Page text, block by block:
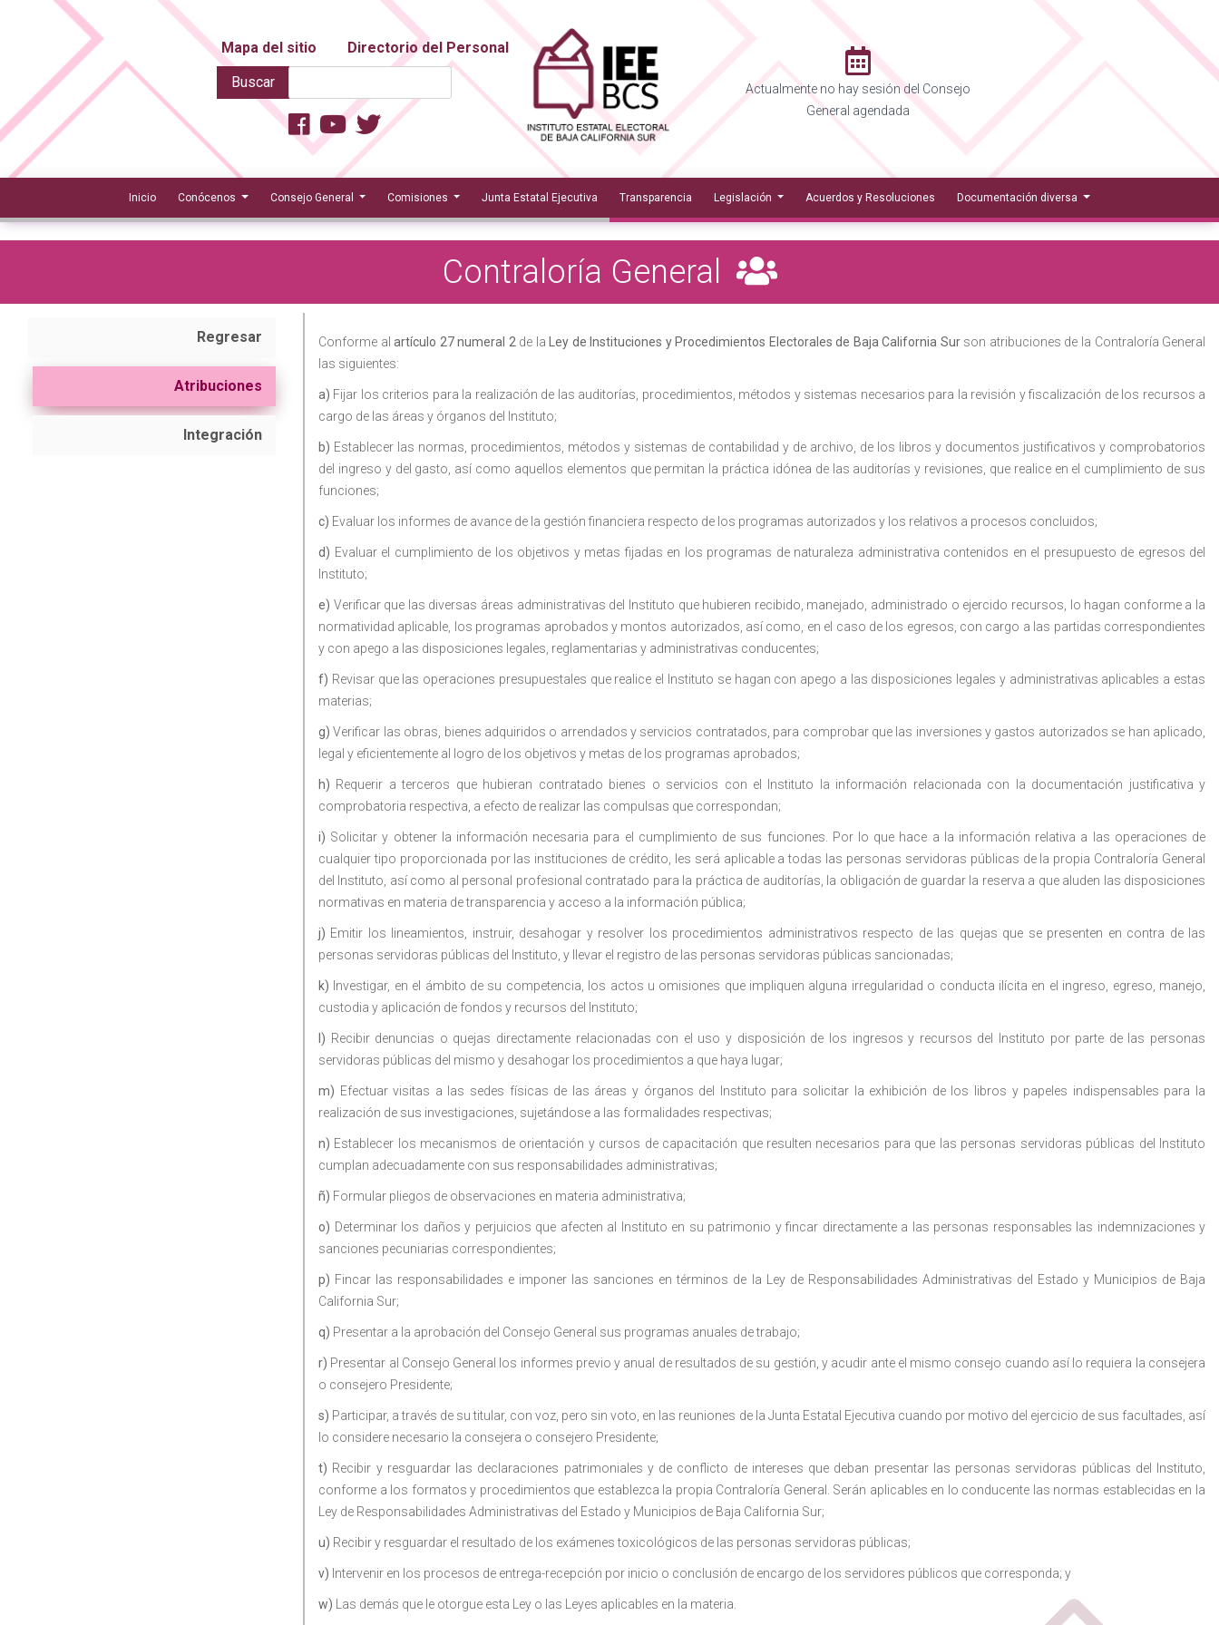
Mapa del sitio
Directorio del Personal
Buscar
Actualmente no hay sesión del Consejo
General agendada
Inicio Conócenos Consejo General Comisiones Junta Estatal Ejecutiva Transparencia Legislación Acuerdos y Resoluciones Documentación diversa
Contraloría General
Regresar
Atribuciones
Integración
Conforme alartículo 27 numeral 2 de laLey de Instituciones y Procedimientos Electorales de Baja California Surson atribuciones de la Contraloría General
las siguientes:
a) Fijar los criterios para la realización de las auditorías, procedimientos, métodos y sistemas necesarios para la revisión y fiscalización de los recursos a
cargo de las áreas y órganos del Instituto;
b) Establecer las normas, procedimientos, métodos y sistemas de contabilidad y de archivo, de los libros y documentos justificativos y comprobatorios
del ingreso y del gasto, así como aquellos elementos que permitan la práctica idónea de las auditorías y revisiones, que realice en el cumplimiento de sus
funciones;
c) Evaluar los informes de avance de la gestión financiera respecto de los programas autorizados y los relativos a procesos concluidos;
d) Evaluar el cumplimiento de los objetivos y metas fijadas en los programas de naturaleza administrativa contenidos en el presupuesto de egresos del
Instituto;
e) Verificar que las diversas áreas administrativas del Instituto que hubieren recibido, manejado, administrado o ejercido recursos, lo hagan conforme a la
normatividad aplicable, los programas aprobados y montos autorizados, así como, en el caso de los egresos, con cargo a las partidas correspondientes
y con apego a las disposiciones legales, reglamentarias y administrativas conducentes;
f) Revisar que las operaciones presupuestales que realice el Instituto se hagan con apego a las disposiciones legales y administrativas aplicables a estas
materias;
g)Verificar las obras, bienes adquiridos o arrendados y servicios contratados, para comprobar que las inversiones y gastos autorizados se han aplicado,
legal y eficientemente al logro de los objetivos y metas de los programas aprobados;
h) Requerir a terceros que hubieran contratado bienes o servicios con el Instituto la información relacionada con la documentación justificativa y
comprobatoria respectiva, a efecto de realizar las compulsas que correspondan;
i) Solicitar y obtener la información necesaria para el cumplimiento de sus funciones. Por lo que hace a la información relativa a las operaciones de
cualquier tipo proporcionada por las instituciones de crédito, les será aplicable a todas las personas servidoras públicas de la propia Contraloría General
del Instituto, así como al personal profesional contratado para la práctica de auditorías, la obligación de guardar la reserva a que aluden las disposiciones
normativas en materia de transparencia y acceso a la información pública;
j) Emitir los lineamientos, instruir, desahogar y resolver los procedimientos administrativos respecto de las quejas que se presenten en contra de las
personas servidoras públicas del Instituto, y llevar el registro de las personas servidoras públicas sancionadas;
k) Investigar, en el ámbito de su competencia, los actos u omisiones que impliquen alguna irregularidad o conducta ilícita en el ingreso, egreso, manejo,
custodia y aplicación de fondos y recursos del Instituto;
I) Recibir denuncias o quejas directamente relacionadas con el uso y disposición de los ingresos y recursos del Instituto por parte de las personas
servidoras públicas del mismo y desahogar los procedimientos a que haya lugar;
m) Efectuar visitas a las sedes físicas de las áreas y órganos del Instituto para solicitar la exhibición de los libros y papeles indispensables para la
realización de sus investigaciones, sujetándose a las formalidades respectivas;
n) Establecer los mecanismos de orientación y cursos de capacitación que resulten necesarios para que las personas servidoras públicas del Instituto
cumplan adecuadamente con sus responsabilidades administrativas;
ñ) Formular pliegos de observaciones en materia administrativa;
o) Determinar los daños y perjuicios que afecten al Instituto en su patrimonio y fincar directamente a las personas responsables las indemnizaciones y
sanciones pecuniarias correspondientes;
p) Fincar las responsabilidades e imponer las sanciones en términos de la Ley de Responsabilidades Administrativas del Estado y Municipios de Baja
California Sur;
q) Presentar a la aprobación del Consejo General sus programas anuales de trabajo;
r) Presentar al Consejo General los informes previo y anual de resultados de su gestión, y acudir ante el mismo consejo cuando así lo requiera la consejera
o consejero Presidente;
s) Participar, a través de su titular, con voz, pero sin voto, en las reuniones de la Junta Estatal Ejecutiva cuando por motivo del ejercicio de sus facultades, así
lo considere necesario la consejera o consejero Presidente;
t) Recibir y resguardar las declaraciones patrimoniales y de conflicto de intereses que deban presentar las personas servidoras públicas del Instituto,
conforme a los formatos y procedimientos que establezca la propia Contraloría General. Serán aplicables en lo conducente las normas establecidas en la
Ley de Responsabilidades Administrativas del Estado y Municipios de Baja California Sur;
u) Recibir y resguardar el resultado de los exámenes toxicológicos de las personas servidoras públicas;
v) Intervenir en los procesos de entrega-recepción por inicio o conclusión de encargo de los servidores públicos que corresponda; y
w) Las demás que le otorgue esta Ley o las Leyes aplicables en la materia.